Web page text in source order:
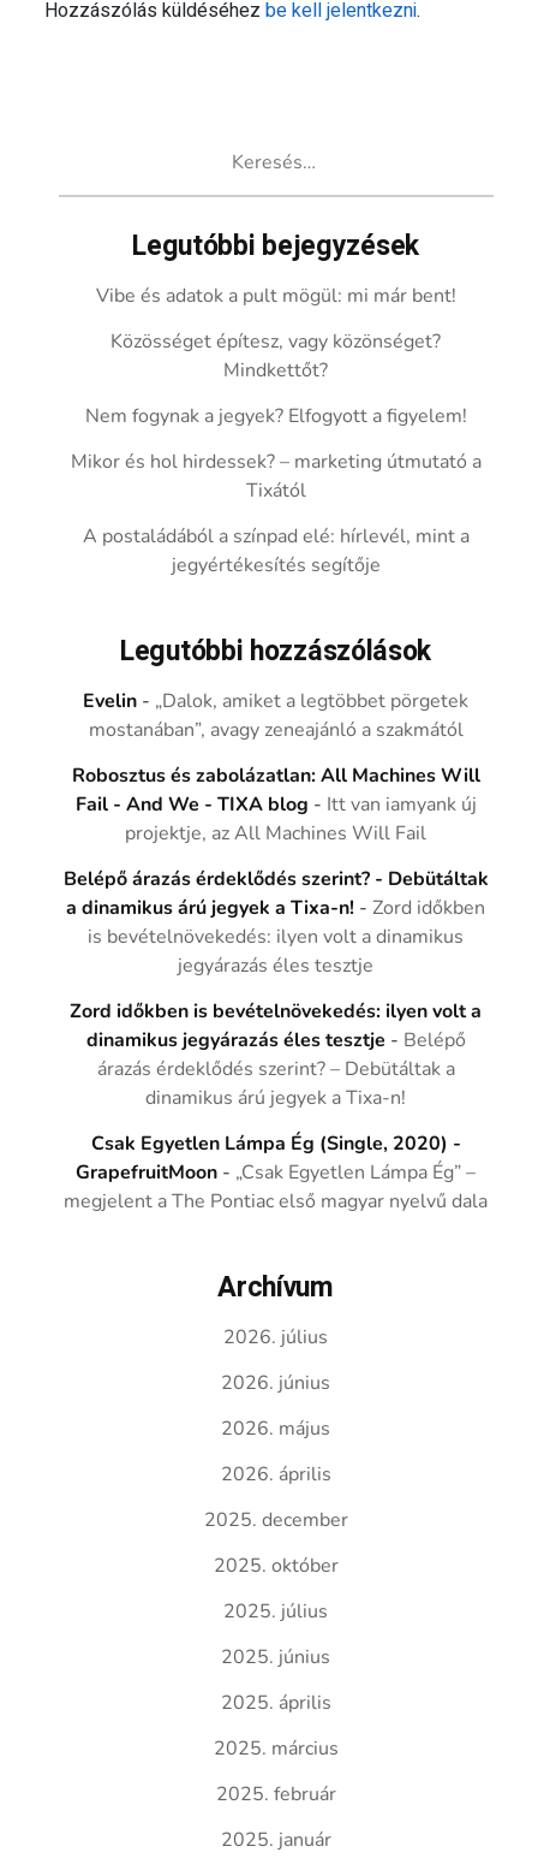
Hozzászólás küldéséhezbe kell jelentkezni.
Legutóbbi bejegyzések
Vibe és adatok a pult mögül: mi már bent!
Közösséget építesz, vagy közönséget?
Mindkettőt?
Nem fogynak a jegyek? Elfogyott a figyelem!
Mikor és hol hirdessek? – marketing útmutató a
Tixától
A postaládából a színpad elé: hírlevél, mint a
jegyértékesítés segítője
Legutóbbi hozzászólások
Evelin - „Dalok, amiket a legtöbbet pörgetek
mostanában”, avagy zeneajánló a szakmától
Robosztus és zabolázatlan: All Machines Will
Fail - And We - TIXA blog - Itt van iamyank új
projektje, az All Machines Will Fail
Belépő árazás érdeklődés szerint? - Debütáltak
a dinamikus árú jegyek a Tixa-n! -Zord időkben
is bevételnövekedés: ilyen volt a dinamikus
jegyárazás éles tesztje
Zord időkben is bevételnövekedés: ilyen volt a
dinamikus jegyárazás éles tesztje - Belépő
árazás érdeklődés szerint? – Debütáltak a
dinamikus árú jegyek a Tixa-n!
Csak Egyetlen Lámpa Ég (Single, 2020) -
GrapefruitMoon - „Csak Egyetlen Lámpa Ég” –
megjelent a The Pontiac első magyar nyelvű dala
Archívum
2026. július
2026. június
2026. május
2026. április
2025. december
2025. október
2025. július
2025. június
2025. április
2025. március
2025. február
2025. január